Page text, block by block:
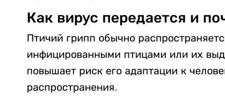
Как вирус передается и
Птичий грипп обычно
инфицированными птицами или их
повышает риск его адаптации к
распространения.